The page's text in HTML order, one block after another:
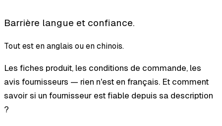
Barrière langue et confiance.
Tout est en anglais ou en chinois.
Les fiches produit, les conditions de commande, les
avis fournisseurs — rien n'est en français. Et comment
savoir si un fournisseur est fiable depuis sa description
?